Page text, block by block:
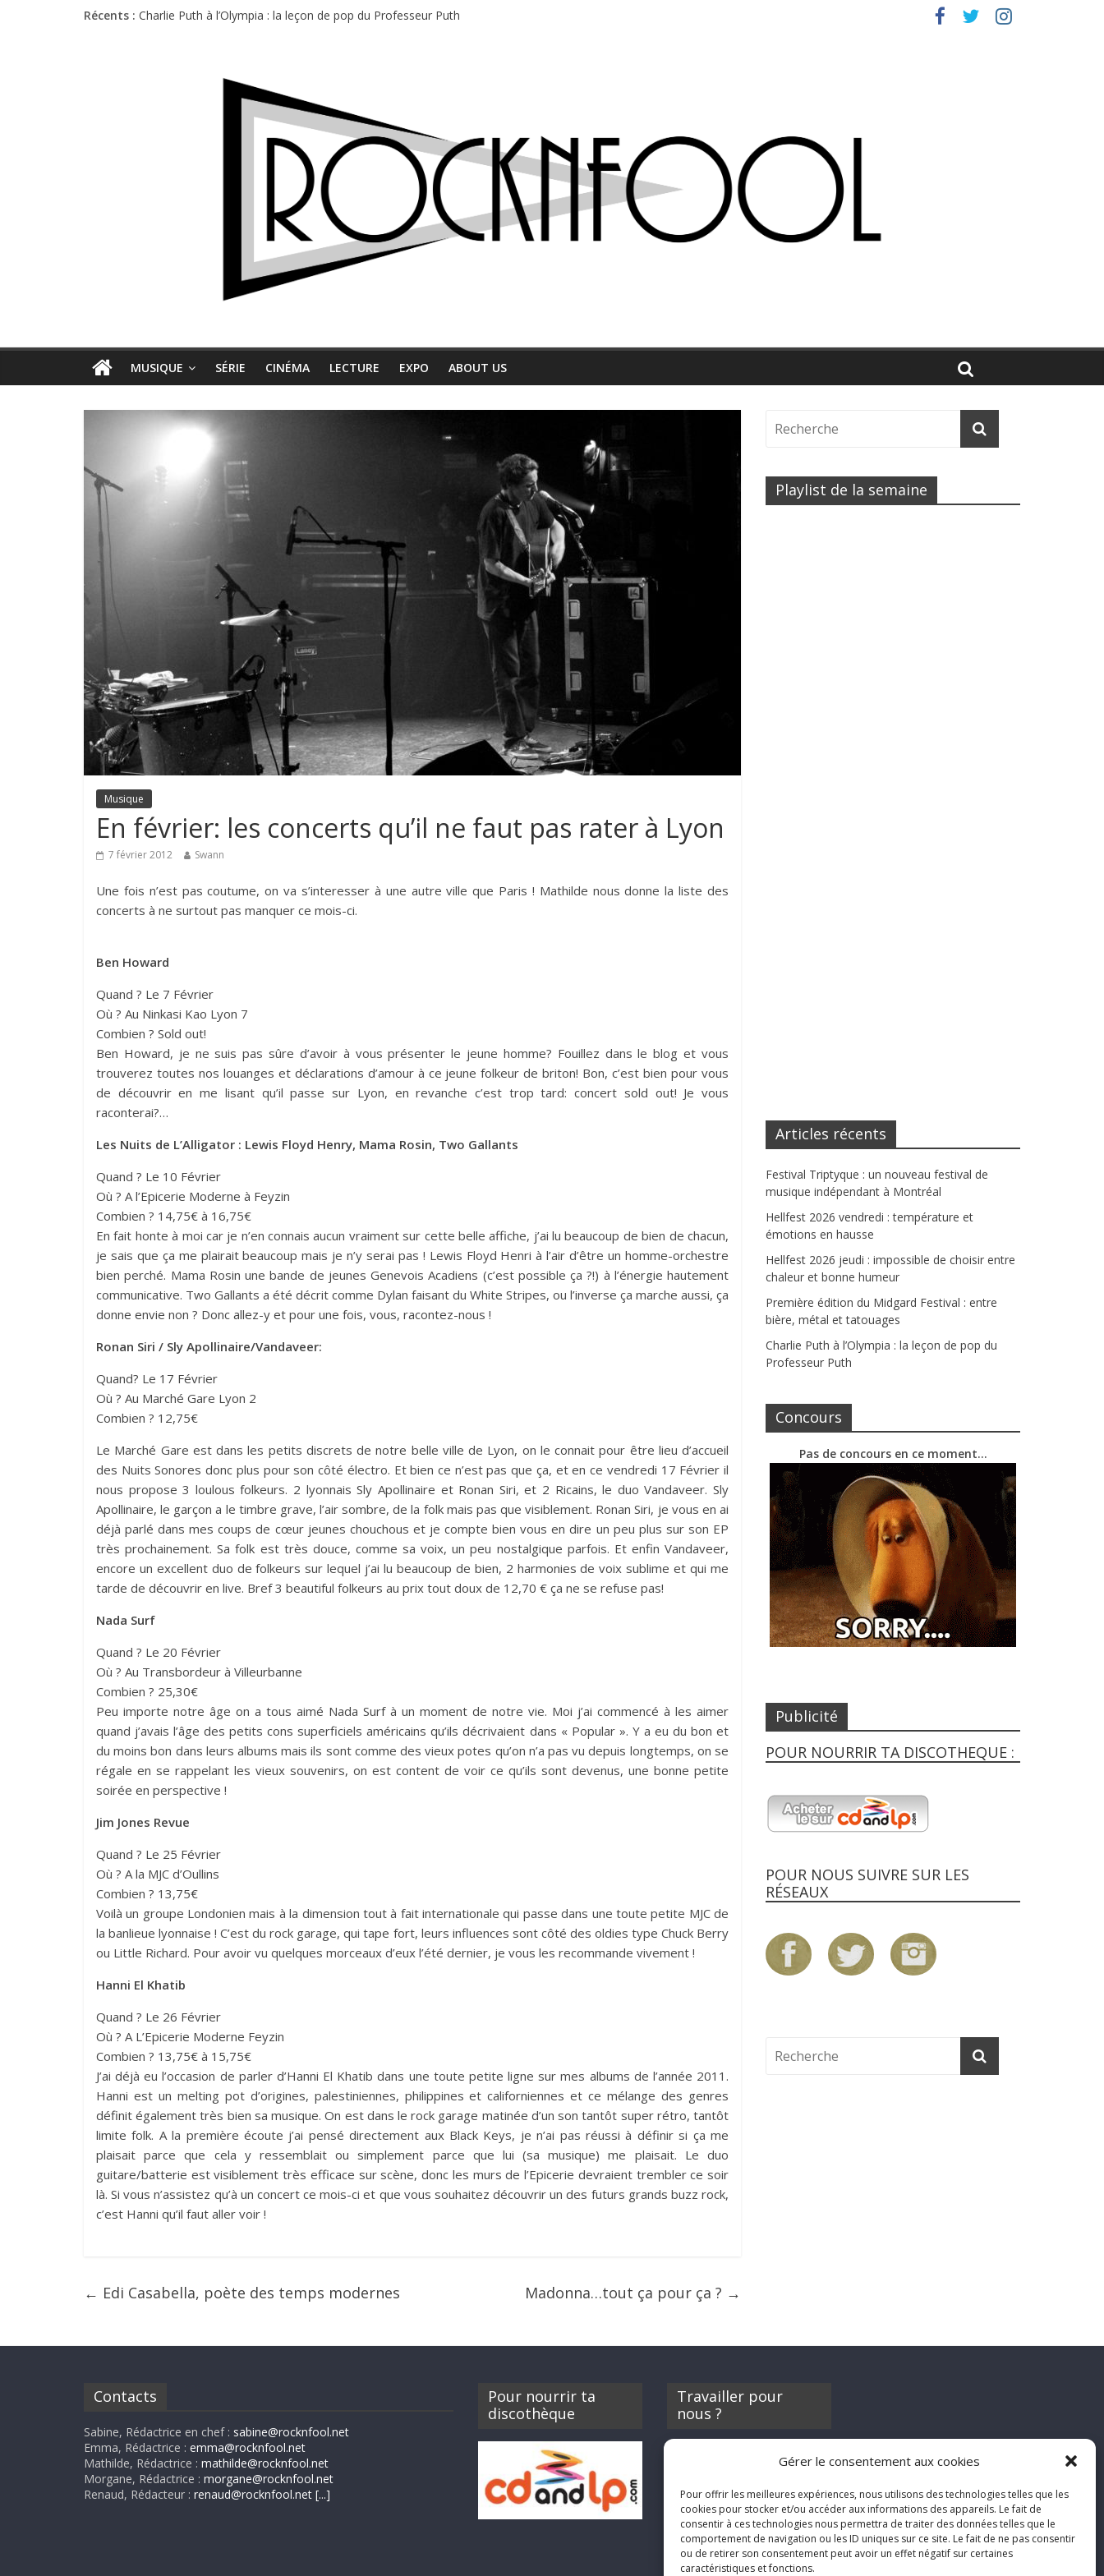
Gérer le consentement aux cookies
Pour offrir les meilleures expériences, nous utilisons des technologies telles que les
cookies pour stocker et/ou accéder aux informations des appareils. Le fait de
consentir à ces technologies nous permettra de traiter des données telles que le
comportement de navigation ou les ID uniques sur ce site. Le fait de ne pas consentir
ou de retirer son consentement peut avoir un effet négatif sur certaines
caractéristiques et fonctions.
Récents : Charlie Puth à l’Olympia : la leçon de pop du Professeur Puth
Hellfest 2026 jeudi : impossible de choisir entre chaleur et bonne humeur
MUSIQUE SÉRIE CINÉMA LECTURE EXPO ABOUT US
Musique
En février: les concerts qu’il ne faut pas rater à Lyon
7 février 2012 Swann
Une fois n’est pas coutume, on va s’interesser à une autre ville que Paris ! Mathilde nous donne la liste des
concerts à ne surtout pas manquer ce mois-ci.
Ben Howard
Quand ? Le 7 Février
Où ? Au Ninkasi Kao Lyon 7
Combien ? Sold out!
Ben Howard, je ne suis pas sûre d’avoir à vous présenter le jeune homme? Fouillez dans le blog et vous
trouverez toutes nos louanges et déclarations d’amour à ce jeune folkeur de briton! Bon, c’est bien pour vous
de découvrir en me lisant qu’il passe sur Lyon, en revanche c’est trop tard: concert sold out! Je vous
raconterai?…
Les Nuits de L’Alligator : Lewis Floyd Henry, Mama Rosin, Two Gallants
Quand ? Le 10 Février
Où ? A l’Epicerie Moderne à Feyzin
Combien ? 14,75€ à 16,75€
En fait honte à moi car je n’en connais aucun vraiment sur cette belle affiche, j’ai lu beaucoup de bien de chacun,
je sais que ça me plairait beaucoup mais je n’y serai pas ! Lewis Floyd Henri à l’air d’être un homme-orchestre
bien perché. Mama Rosin une bande de jeunes Genevois Acadiens (c’est possible ça ?!) à l’énergie hautement
communicative. Two Gallants a été décrit comme Dylan faisant du White Stripes, ou l’inverse ça marche aussi, ça
donne envie non ? Donc allez-y et pour une fois, vous, racontez-nous !
Ronan Siri / Sly Apollinaire/Vandaveer:
Quand? Le 17 Février
Où ? Au Marché Gare Lyon 2
Combien ? 12,75€
Le Marché Gare est dans les petits discrets de notre belle ville de Lyon, on le connait pour être lieu d’accueil
des Nuits Sonores donc plus pour son côté électro. Et bien ce n’est pas que ça, et en ce vendredi 17 Février il
nous propose 3 loulous folkeurs. 2 lyonnais Sly Apollinaire et Ronan Siri, et 2 Ricains, le duo Vandaveer. Sly
Apollinaire, le garçon a le timbre grave, l’air sombre, de la folk mais pas que visiblement. Ronan Siri, je vous en ai
déjà parlé dans mes coups de cœur jeunes chouchous et je compte bien vous en dire un peu plus sur son EP
très prochainement. Sa folk est très douce, comme sa voix, un peu nostalgique parfois. Et enfin Vandaveer,
encore un excellent duo de folkeurs sur lequel j’ai lu beaucoup de bien, 2 harmonies de voix sublime et qui me
tarde de découvrir en live. Bref 3 beautiful folkeurs au prix tout doux de 12,70 € ça ne se refuse pas!
Nada Surf
Quand ? Le 20 Février
Où ? Au Transbordeur à Villeurbanne
Combien ? 25,30€
Peu importe notre âge on a tous aimé Nada Surf à un moment de notre vie. Moi j’ai commencé à les aimer
quand j’avais l’âge des petits cons superficiels américains qu’ils décrivaient dans « Popular ». Y a eu du bon et
du moins bon dans leurs albums mais ils sont comme des vieux potes qu’on n’a pas vu depuis longtemps, on se
régale en se rappelant les vieux souvenirs, on est content de voir ce qu’ils sont devenus, une bonne petite
soirée en perspective !
Jim Jones Revue
Quand ? Le 25 Février
Où ? A la MJC d’Oullins
Combien ? 13,75€
Voilà un groupe Londonien mais à la dimension tout à fait internationale qui passe dans une toute petite MJC de
la banlieue lyonnaise ! C’est du rock garage, qui tape fort, leurs influences sont côté des oldies type Chuck Berry
ou Little Richard. Pour avoir vu quelques morceaux d’eux l’été dernier, je vous les recommande vivement !
Hanni El Khatib
Quand ? Le 26 Février
Où ? A L’Epicerie Moderne Feyzin
Combien ? 13,75€ à 15,75€
J’ai déjà eu l’occasion de parler d’Hanni El Khatib dans une toute petite ligne sur mes albums de l’année 2011.
Hanni est un melting pot d’origines, palestiniennes, philippines et californiennes et ce mélange des genres
définit également très bien sa musique. On est dans le rock garage matinée d’un son tantôt super rétro, tantôt
limite folk. A la première écoute j’ai pensé directement aux Black Keys, je n’ai pas réussi à définir si ça me
plaisait parce que cela y ressemblait ou simplement parce que lui (sa musique) me plaisait. Le duo
guitare/batterie est visiblement très efficace sur scène, donc les murs de l’Epicerie devraient trembler ce soir
là. Si vous n’assistez qu’à un concert ce mois-ci et que vous souhaitez découvrir un des futurs grands buzz rock,
c’est Hanni qu’il faut aller voir !
← Edi Casabella, poète des temps modernes Madonna…tout ça pour ça ? →
Playlist de la semaine
Articles récents
Festival Triptyque : un nouveau festival de
musique indépendant à Montréal
Hellfest 2026 vendredi : température et
émotions en hausse
Hellfest 2026 jeudi : impossible de choisir entre
chaleur et bonne humeur
Première édition du Midgard Festival : entre
bière, métal et tatouages
Charlie Puth à l’Olympia : la leçon de pop du
Professeur Puth
Concours
Pas de concours en ce moment…
Publicité
POUR NOURRIR TA DISCOTHEQUE :
POUR NOUS SUIVRE SUR LES
RÉSEAUX
Contacts
Sabine, Rédactrice en chef : sabine@rocknfool.net
Emma, Rédactrice : emma@rocknfool.net
Mathilde, Rédactrice : mathilde@rocknfool.net
Morgane, Rédactrice : morgane@rocknfool.net
Renaud, Rédacteur : renaud@rocknfool.net [...]
Pour nourrir ta
discothèque
Travailler pour
nous ?
Rocknfool, n'hésite pas à nous
concerts, de films, séries ou
des billets d'humeur :
sabine@rocknfool.net